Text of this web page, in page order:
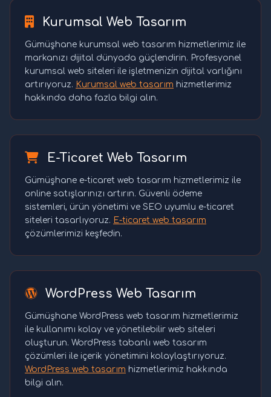
Kurumsal Web Tasarım
Gümüşhane kurumsal web tasarım hizmetlerimiz ile
markanızı dijital dünyada güçlendirin. Profesyonel
kurumsal web siteleri ile işletmenizin dijital varlığını
artırıyoruz. Kurumsal web tasarım hizmetlerimiz
hakkında daha fazla bilgi alın.
E-Ticaret Web Tasarım
Gümüşhane e-ticaret web tasarım hizmetlerimiz ile
online satışlarınızı artırın. Güvenli ödeme
sistemleri, ürün yönetimi ve SEO uyumlu e-ticaret
siteleri tasarlıyoruz. E-ticaret web tasarım
çözümlerimizi keşfedin.
WordPress Web Tasarım
Gümüşhane WordPress web tasarım hizmetlerimiz
ile kullanımı kolay ve yönetilebilir web siteleri
oluşturun. WordPress tabanlı web tasarım
çözümleri ile içerik yönetimini kolaylaştırıyoruz.
WordPress web tasarım hizmetlerimiz hakkında
bilgi alın.